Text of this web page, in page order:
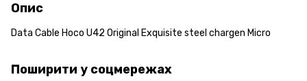
Опис
Data Cable Hoco U42 Original Exquisite steel chargen Micro
Поширити у соцмережах